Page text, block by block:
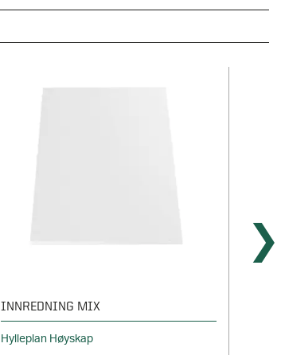
INNREDNING MIX
Hylleplan Høyskap